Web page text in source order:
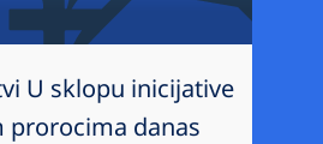
U sklopu inicijative
prorocima danas